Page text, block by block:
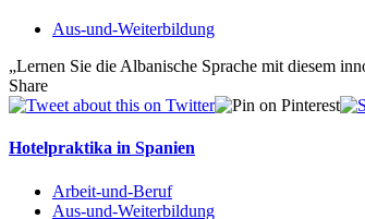
Aus-und-Weiterbildung
„Lernen Sie die Albanische Sprache mit diesem
Share
Hotelpraktika in Spanien
Arbeit-und-Beruf
Aus-und-Weiterbildung